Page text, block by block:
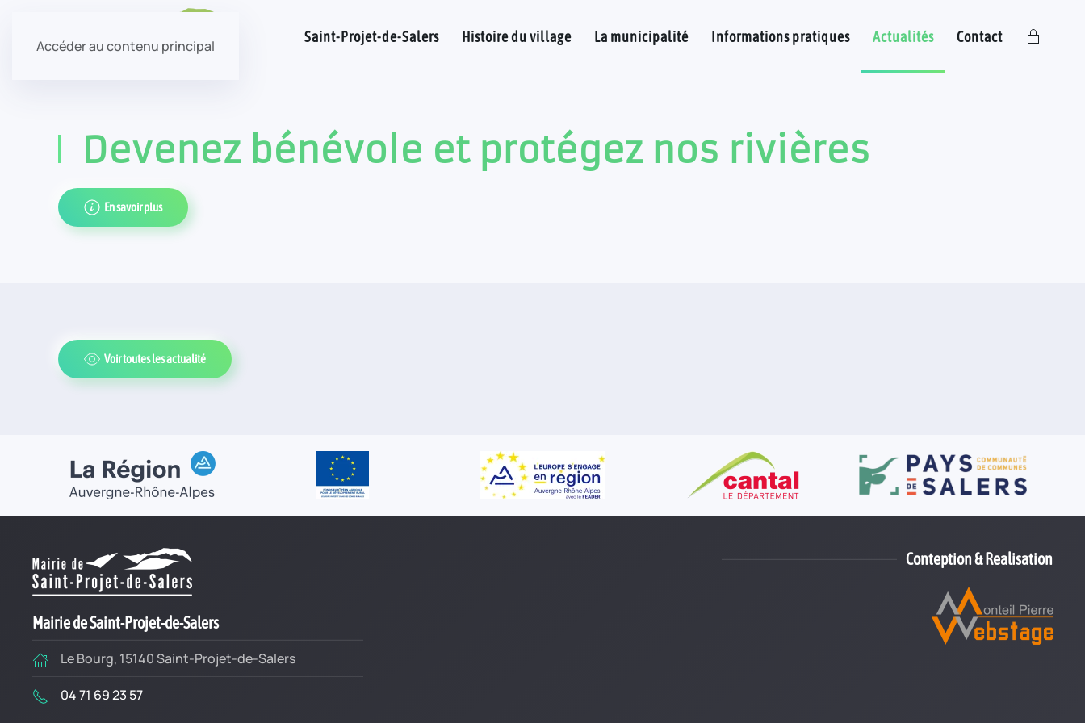
Accéder au contenu principal
Saint-Projet-de-Salers Histoire du village La municipalité Informations pratiques Actualités Contact
Devenez bénévole et protégez nos rivières
En savoir plus
Voir toutes les actualité
Mairie de Saint-Projet-de-Salers
Le Bourg, 15140 Saint-Projet-de-Salers
04 71 69 23 57
Conteption & Realisation